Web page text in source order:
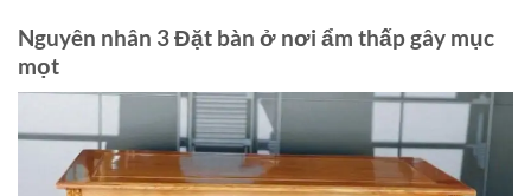
Nguyên nhân 3 Đặt bàn ở nơi ẩm thấp gây mục
mọt